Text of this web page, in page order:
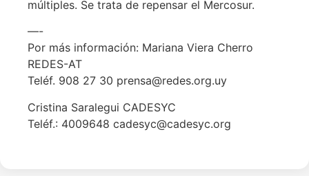
múltiples. Se trata de repensar el Mercosur.
—-
Por más información: Mariana Viera Cherro
REDES-AT
Teléf. 908 27 30 prensa@redes.org.uy
Cristina Saralegui CADESYC
Teléf.: 4009648 cadesyc@cadesyc.org